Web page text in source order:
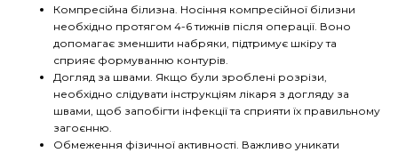
Компресійна білизна. Носіння компресійної білизни
необхідно протягом 4-6 тижнів після операції. Воно
допомагає зменшити набряки, підтримує шкіру та
сприяє формуванню контурів.
Догляд за швами. Якщо були зроблені розрізи,
необхідно слідувати інструкціям лікаря з догляду за
швами, щоб запобігти інфекції та сприяти їх правильному
загоєнню.
Обмеження фізичної активності. Важливо уникати